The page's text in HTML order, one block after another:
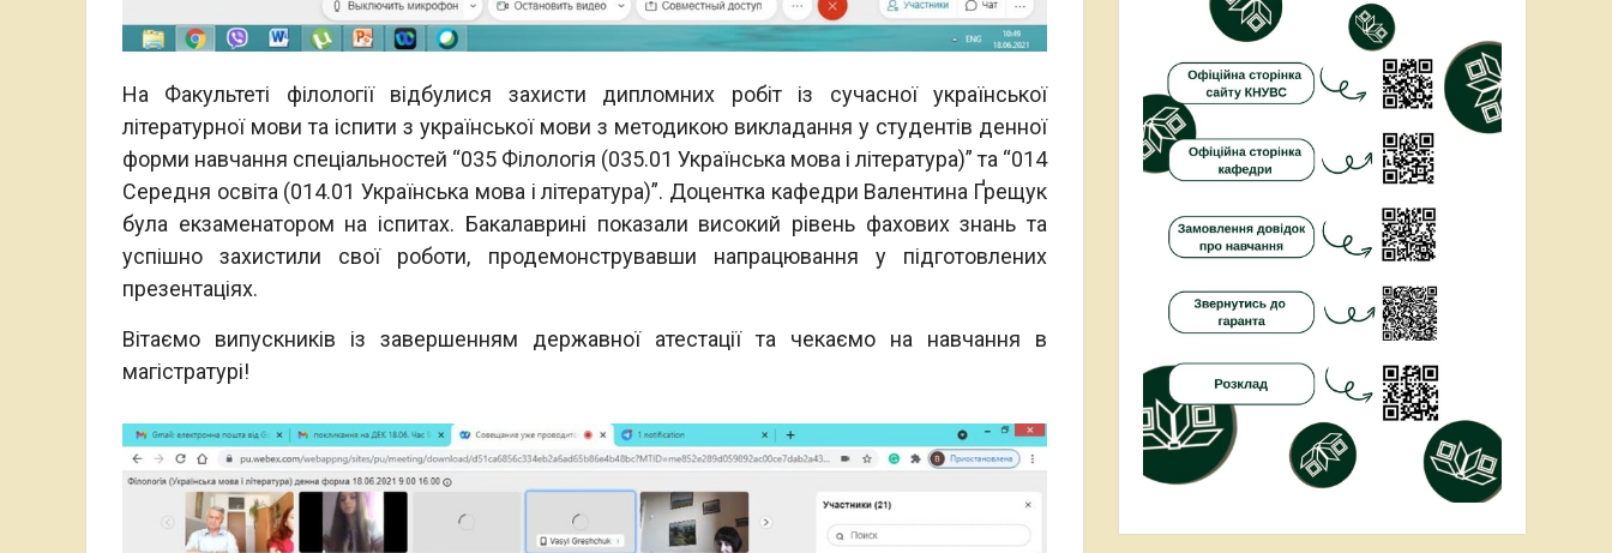
На Факультеті філології відбулися захисти дипломних робіт із сучасної української
літературної мови та іспити з української мови з методикою викладання у студентів денної
форми навчання спеціальностей “035 Філологія (035.01 Українська мова і література)” та “014
Середня освіта (014.01 Українська мова і література)”. Доцентка кафедри Валентина Ґрещук
була екзаменатором на іспитах. Бакалаврині показали високий рівень фахових знань та
успішно захистили свої роботи, продемонструвавши напрацювання у підготовлених
презентаціях.
Вітаємо випускників із завершенням державної атестації та чекаємо на навчання в
магістратурі!